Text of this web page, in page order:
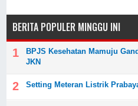
BERITA POPULER MINGGU INI
BPJS Kesehatan Mamuju
JKN
Setting Meteran Listrik